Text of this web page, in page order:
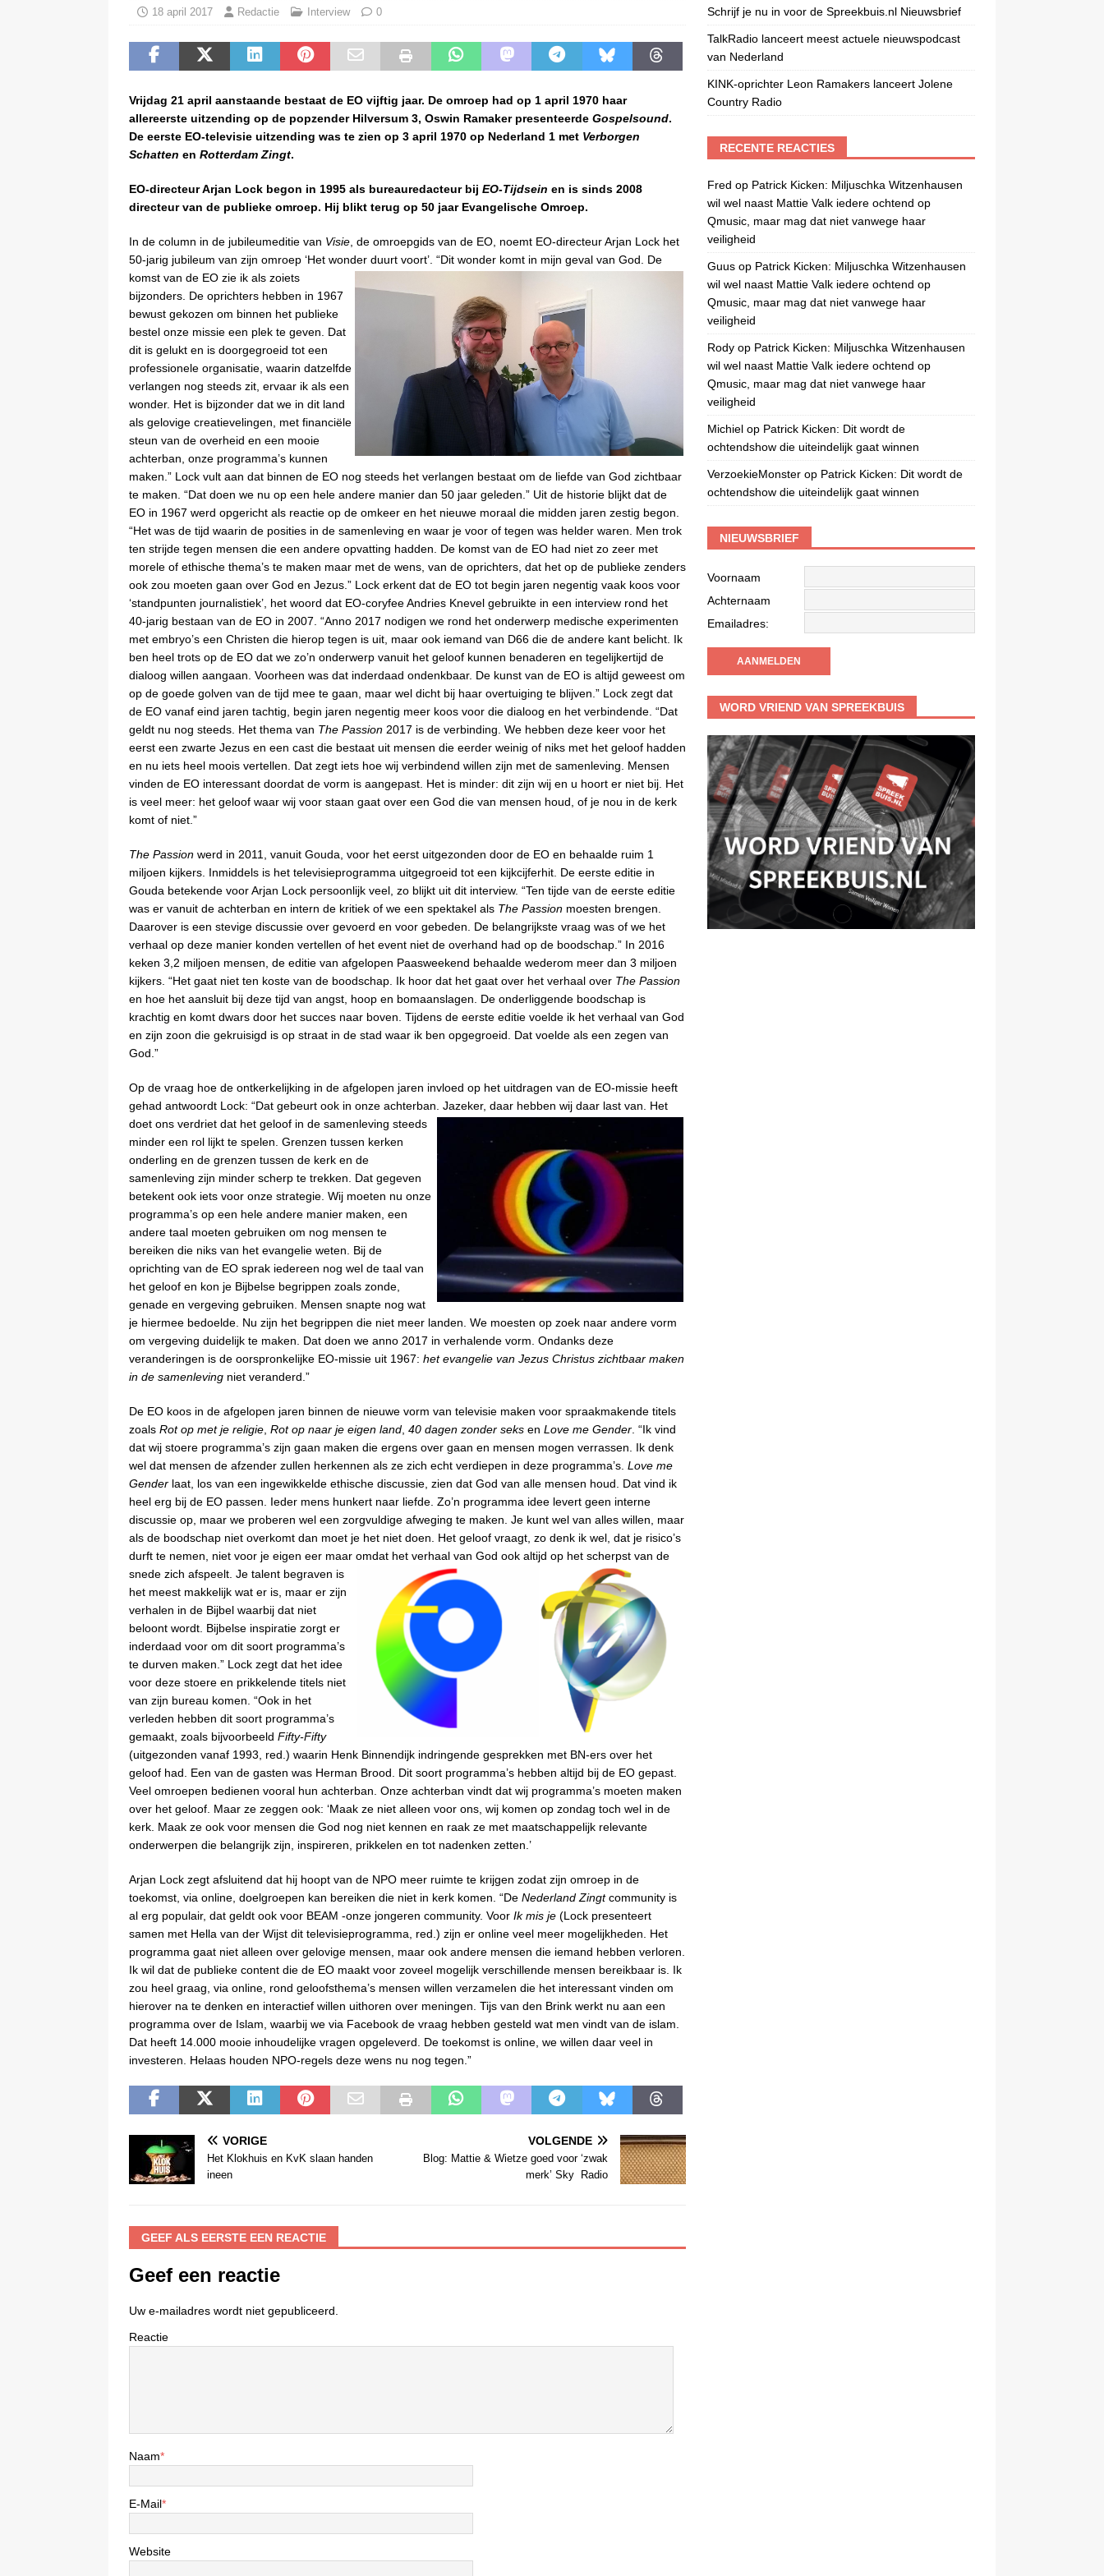
18 april 2017 Redactie Interview 0
Vrijdag 21 april aanstaande bestaat de EO vijftig jaar. De omroep had op 1 april 1970 haar
allereerste uitzending op de popzender Hilversum 3, Oswin Ramaker presenteerde Gospelsound.
De eerste EO-televisie uitzending was te zien op 3 april 1970 op Nederland 1 met Verborgen
Schatten en Rotterdam Zingt.
EO-directeur Arjan Lock begon in 1995 als bureauredacteur bij EO-Tijdsein en is sinds 2008
directeur van de publieke omroep. Hij blikt terug op 50 jaar Evangelische Omroep.
In de column in de jubileumeditie van Visie , de omroepgids van de EO, noemt EO-directeur Arjan Lock het
50-jarig jubileum van zijn omroep ‘Het wonder duurt voort’. “Dit wonder komt in mijn geval van God. De
komst van de EO zie ik als zoiets
bijzonders. De oprichters hebben in 1967
bewust gekozen om binnen het publieke
bestel onze missie een plek te geven. Dat
dit is gelukt en is doorgegroeid tot een
professionele organisatie, waarin datzelfde
verlangen nog steeds zit, ervaar ik als een
wonder. Het is bijzonder dat we in dit land
als gelovige creatievelingen, met financiële
steun van de overheid en een mooie
achterban, onze programma’s kunnen
maken.” Lock vult aan dat binnen de EO nog steeds het verlangen bestaat om de liefde van God zichtbaar
te maken. “Dat doen we nu op een hele andere manier dan 50 jaar geleden.” Uit de historie blijkt dat de
EO in 1967 werd opgericht als reactie op de omkeer en het nieuwe moraal die midden jaren zestig begon.
“Het was de tijd waarin de posities in de samenleving en waar je voor of tegen was helder waren. Men trok
ten strijde tegen mensen die een andere opvatting hadden. De komst van de EO had niet zo zeer met
morele of ethische thema’s te maken maar met de wens, van de oprichters, dat het op de publieke zenders
ook zou moeten gaan over God en Jezus.” Lock erkent dat de EO tot begin jaren negentig vaak koos voor
‘standpunten journalistiek’, het woord dat EO-coryfee Andries Knevel gebruikte in een interview rond het
40-jarig bestaan van de EO in 2007. “Anno 2017 nodigen we rond het onderwerp medische experimenten
met embryo’s een Christen die hierop tegen is uit, maar ook iemand van D66 die de andere kant belicht. Ik
ben heel trots op de EO dat we zo’n onderwerp vanuit het geloof kunnen benaderen en tegelijkertijd de
dialoog willen aangaan. Voorheen was dat inderdaad ondenkbaar. De kunst van de EO is altijd geweest om
op de goede golven van de tijd mee te gaan, maar wel dicht bij haar overtuiging te blijven.” Lock zegt dat
de EO vanaf eind jaren tachtig, begin jaren negentig meer koos voor die dialoog en het verbindende. “Dat
geldt nu nog steeds. Het thema van The Passion 2017 is de verbinding. We hebben deze keer voor het
eerst een zwarte Jezus en een cast die bestaat uit mensen die eerder weinig of niks met het geloof hadden
en nu iets heel moois vertellen. Dat zegt iets hoe wij verbindend willen zijn met de samenleving. Mensen
vinden de EO interessant doordat de vorm is aangepast. Het is minder: dit zijn wij en u hoort er niet bij. Het
is veel meer: het geloof waar wij voor staan gaat over een God die van mensen houd, of je nou in de kerk
komt of niet.”
The Passion werd in 2011, vanuit Gouda, voor het eerst uitgezonden door de EO en behaalde ruim 1
miljoen kijkers. Inmiddels is het televisieprogramma uitgegroeid tot een kijkcijferhit. De eerste editie in
Gouda betekende voor Arjan Lock persoonlijk veel, zo blijkt uit dit interview. “Ten tijde van de eerste editie
was er vanuit de achterban en intern de kritiek of we een spektakel als The Passion moesten brengen.
Daarover is een stevige discussie over gevoerd en voor gebeden. De belangrijkste vraag was of we het
verhaal op deze manier konden vertellen of het event niet de overhand had op de boodschap.” In 2016
keken 3,2 miljoen mensen, de editie van afgelopen Paasweekend behaalde wederom meer dan 3 miljoen
kijkers. “Het gaat niet ten koste van de boodschap. Ik hoor dat het gaat over het verhaal over The Passion
en hoe het aansluit bij deze tijd van angst, hoop en bomaanslagen. De onderliggende boodschap is
krachtig en komt dwars door het succes naar boven. Tijdens de eerste editie voelde ik het verhaal van God
en zijn zoon die gekruisigd is op straat in de stad waar ik ben opgegroeid. Dat voelde als een zegen van
God.”
Op de vraag hoe de ontkerkelijking in de afgelopen jaren invloed op het uitdragen van de EO-missie heeft
gehad antwoordt Lock: “Dat gebeurt ook in onze achterban. Jazeker, daar hebben wij daar last van. Het
doet ons verdriet dat het geloof in de samenleving steeds
minder een rol lijkt te spelen. Grenzen tussen kerken
onderling en de grenzen tussen de kerk en de
samenleving zijn minder scherp te trekken. Dat gegeven
betekent ook iets voor onze strategie. Wij moeten nu onze
programma’s op een hele andere manier maken, een
andere taal moeten gebruiken om nog mensen te
bereiken die niks van het evangelie weten. Bij de
oprichting van de EO sprak iedereen nog wel de taal van
het geloof en kon je Bijbelse begrippen zoals zonde,
genade en vergeving gebruiken. Mensen snapte nog wat
je hiermee bedoelde. Nu zijn het begrippen die niet meer landen. We moesten op zoek naar andere vorm
om vergeving duidelijk te maken. Dat doen we anno 2017 in verhalende vorm. Ondanks deze
veranderingen is de oorspronkelijke EO-missie uit 1967: het evangelie van Jezus Christus zichtbaar maken
in de samenleving niet veranderd.”
De EO koos in de afgelopen jaren binnen de nieuwe vorm van televisie maken voor spraakmakende titels
zoals Rot op met je religie Rot op naar je eigen land 40 dagen zonder seks en Love me Gender . “Ik vind
dat wij stoere programma’s zijn gaan maken die ergens over gaan en mensen mogen verrassen. Ik denk
wel dat mensen de afzender zullen herkennen als ze zich echt verdiepen in deze programma’s. Love me
Gender laat, los van een ingewikkelde ethische discussie, zien dat God van alle mensen houd. Dat vind ik
heel erg bij de EO passen. Ieder mens hunkert naar liefde. Zo’n programma idee levert geen interne
discussie op, maar we proberen wel een zorgvuldige afweging te maken. Je kunt wel van alles willen, maar
als de boodschap niet overkomt dan moet je het niet doen. Het geloof vraagt, zo denk ik wel, dat je risico’s
durft te nemen, niet voor je eigen eer maar omdat het verhaal van God ook altijd op het scherpst van de
snede zich afspeelt. Je talent begraven is
het meest makkelijk wat er is, maar er zijn
verhalen in de Bijbel waarbij dat niet
beloont wordt. Bijbelse inspiratie zorgt er
inderdaad voor om dit soort programma’s
te durven maken.” Lock zegt dat het idee
voor deze stoere en prikkelende titels niet
van zijn bureau komen. “Ook in het
verleden hebben dit soort programma’s
gemaakt, zoals bijvoorbeeld Fifty-Fifty
(uitgezonden vanaf 1993, red.) waarin Henk Binnendijk indringende gesprekken met BN-ers over het
geloof had. Een van de gasten was Herman Brood. Dit soort programma’s hebben altijd bij de EO gepast.
Veel omroepen bedienen vooral hun achterban. Onze achterban vindt dat wij programma’s moeten maken
over het geloof. Maar ze zeggen ook: ‘Maak ze niet alleen voor ons, wij komen op zondag toch wel in de
kerk. Maak ze ook voor mensen die God nog niet kennen en raak ze met maatschappelijk relevante
onderwerpen die belangrijk zijn, inspireren, prikkelen en tot nadenken zetten.’
Arjan Lock zegt afsluitend dat hij hoopt van de NPO meer ruimte te krijgen zodat zijn omroep in de
toekomst, via online, doelgroepen kan bereiken die niet in kerk komen. “De Nederland Zingtcommunity is
al erg populair, dat geldt ook voor BEAM -onze jongeren community. Voor Ik mis je (Lock presenteert
samen met Hella van der Wijst dit televisieprogramma, red.) zijn er online veel meer mogelijkheden. Het
programma gaat niet alleen over gelovige mensen, maar ook andere mensen die iemand hebben verloren.
Ik wil dat de publieke content die de EO maakt voor zoveel mogelijk verschillende mensen bereikbaar is. Ik
zou heel graag, via online, rond geloofsthema’s mensen willen verzamelen die het interessant vinden om
hierover na te denken en interactief willen uithoren over meningen. Tijs van den Brink werkt nu aan een
programma over de Islam, waarbij we via Facebook de vraag hebben gesteld wat men vindt van de islam.
Dat heeft 14.000 mooie inhoudelijke vragen opgeleverd. De toekomst is online, we willen daar veel in
investeren. Helaas houden NPO-regels deze wens nu nog tegen.”
VORIGE
Het Klokhuis en KvK slaan handen
ineen
VOLGENDE
Blog: Mattie & Wietze goed voor ‘zwak
merk’ Sky Radio
GEEF ALS EERSTE EEN REACTIE
Geef een reactie
Uw e-mailadres wordt niet gepubliceerd.
Reactie
Naam*
E-Mail*
Website
Schrijf je nu in voor de Spreekbuis.nl Nieuwsbrief
TalkRadio lanceert meest actuele nieuwspodcast
van Nederland
KINK-oprichter Leon Ramakers lanceert Jolene
Country Radio
RECENTE REACTIES
Fred op Patrick Kicken: Miljuschka Witzenhausen
wil wel naast Mattie Valk iedere ochtend op
Qmusic, maar mag dat niet vanwege haar
veiligheid
Guusop Patrick Kicken: Miljuschka Witzenhausen
wil wel naast Mattie Valk iedere ochtend op
Qmusic, maar mag dat niet vanwege haar
veiligheid
Rodyop Patrick Kicken: Miljuschka Witzenhausen
wil wel naast Mattie Valk iedere ochtend op
Qmusic, maar mag dat niet vanwege haar
veiligheid
Michielop Patrick Kicken: Dit wordt de
ochtendshow die uiteindelijk gaat winnen
VerzoekieMonsterop Patrick Kicken: Dit wordt de
ochtendshow die uiteindelijk gaat winnen
NIEUWSBRIEF
Voornaam
Achternaam
Emailadres:
WORD VRIEND VAN SPREEKBUIS